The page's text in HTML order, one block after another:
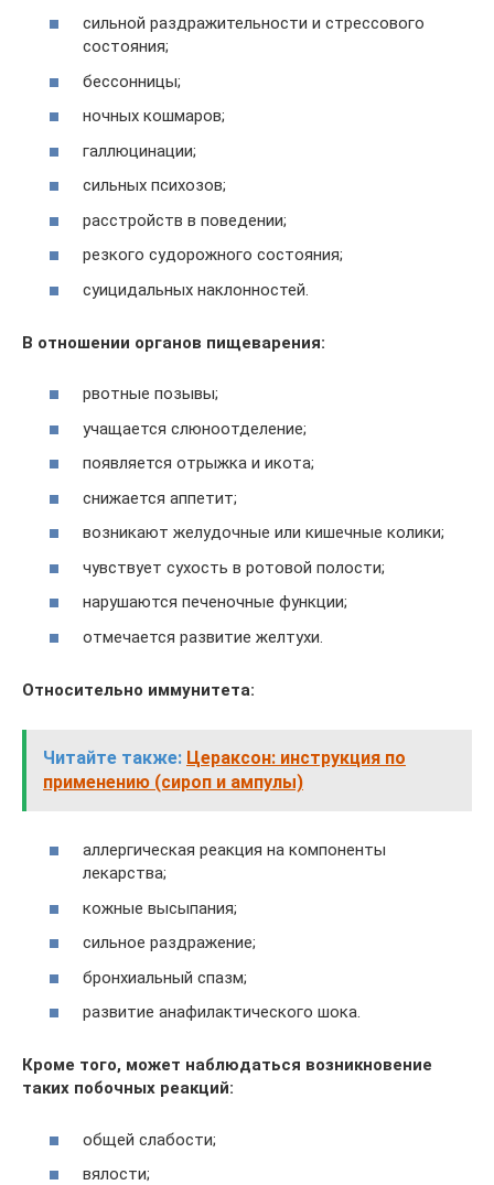
сильной раздражительности и стрессового
состояния;
бессонницы;
ночных кошмаров;
галлюцинации;
сильных психозов;
расстройств в поведении;
резкого судорожного состояния;
суицидальных наклонностей.
В отношении органов пищеварения:
рвотные позывы;
учащается слюноотделение;
появляется отрыжка и икота;
снижается аппетит;
возникают желудочные или кишечные колики;
чувствует сухость в ротовой полости;
нарушаются печеночные функции;
отмечается развитие желтухи.
Относительно иммунитета:
Читайте также: Цераксон: инструкция по
применению (сироп и ампулы)
аллергическая реакция на компоненты
лекарства;
кожные высыпания;
сильное раздражение;
бронхиальный спазм;
развитие анафилактического шока.
Кроме того, может наблюдаться возникновение
таких побочных реакций:
общей слабости;
вялости;